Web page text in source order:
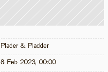
Plader & Pladder
8 Feb 2023, 00:00